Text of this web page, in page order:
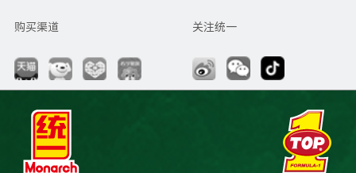
购买渠道 关注统一